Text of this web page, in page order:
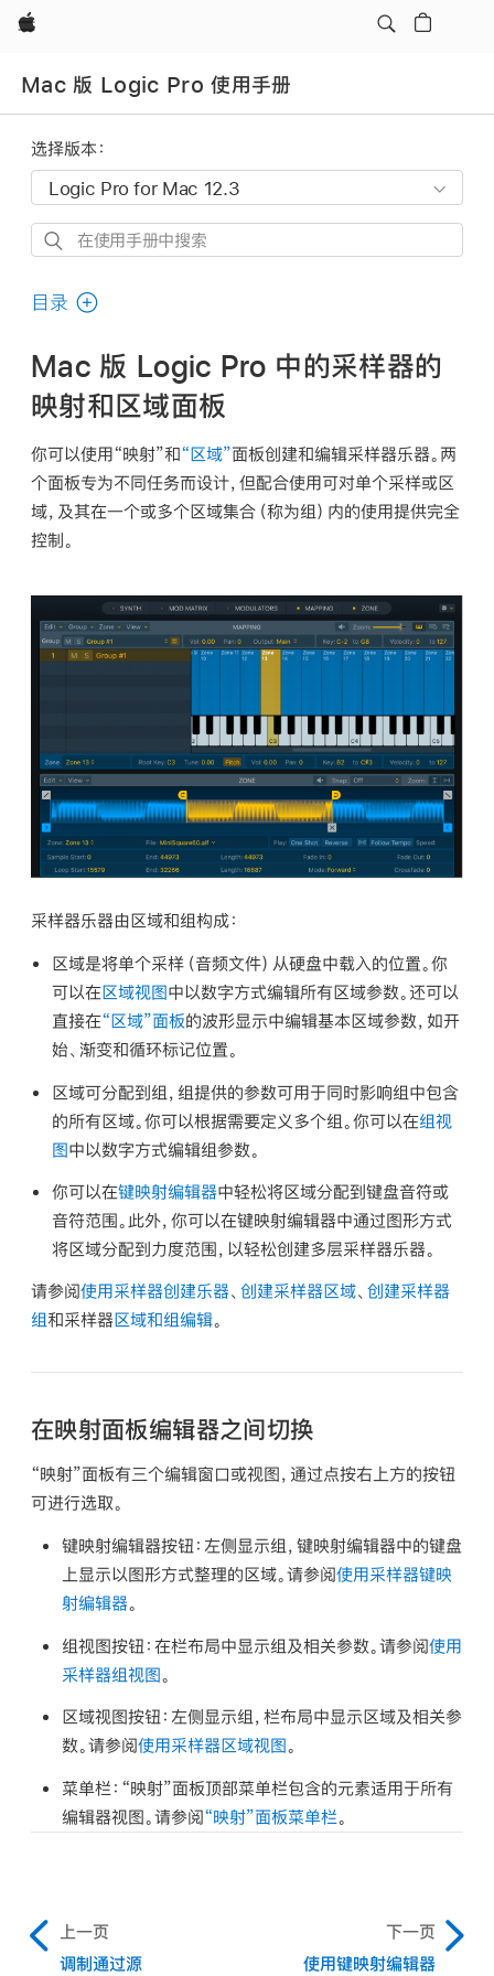
Apple
Mac 版 Logic Pro 使用手册
选择版本：
在
用
册
中
搜
目录
Mac 版 Logic Pro 中的采样器的
映射和区域面板
你可以使用“映射”和“区域”面板创建和编辑采样器乐器。两
个面板专为不同任务而设计，但配合使用可对单个采样或区
域，及其在一个或多个区域集合（称为组）内的使用提供完全
控制。
采样器乐器由区域和组构成：
区域是将单个采样（音频文件）从硬盘中载入的位置。你
可以在区域视图中以数字方式编辑所有区域参数。还可以
直接在“区域”面板的波形显示中编辑基本区域参数，如开
始、渐变和循环标记位置。
区域可分配到 组 ，组提供的参数可用于同时影响组中包含
的所有区域。你可以根据需要定义多个组。你可以在组视
图中以数字方式编辑组参数。
你可以在键映射编辑器中轻松将区域分配到键盘音符或
音符范围。此外，你可以在键映射编辑器中通过图形方式
将区域分配到力度范围，以轻松创建多层采样器乐器。
请参阅使用采样器创建乐器、 创建采样器区域、 创建采样器
组和采样器区域和组编辑。
在映射面板编辑器之间切换
“映射”面板有三个编辑窗口或视图，通过点按右上方的按钮
可进行选取。
键映射编辑器按钮： 左侧显示组，键映射编辑器中的键盘
上显示以图形方式整理的区域。请参阅使用采样器键映
射编辑器。
组视图按钮：在栏布局中显示组及相关参数。请参阅使用
采样器组视图。
区域视图按钮： 左侧显示组，栏布局中显示区域及相关参
数。请参阅使用采样器区域视图。
菜单栏： “映射”面板顶部菜单栏包含的元素适用于所有
编辑器视图。请参阅“映射”面板菜单栏。
上一页
调制通过源
下一页
使用键映射编辑器